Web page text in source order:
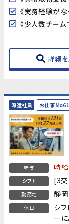
詳細
派遣社員 お仕事
給与 時
シフト [3
勤務地 静
休日
シ
ーに